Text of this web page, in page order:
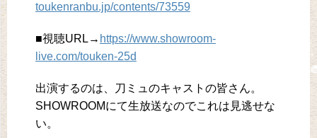
toukenranbu.jp/contents/73559
■視聴URL→ https://www.showroom-
live.com/touken-25d
出演するのは、刀ミュのキャストの皆さん。
SHOWROOMにて生放送なのでこれは見逃せな
い。